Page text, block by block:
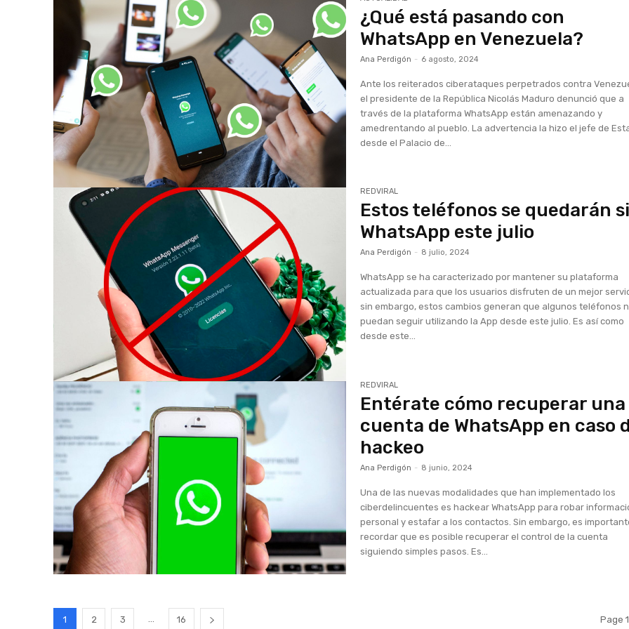
¿Qué está pasando con
WhatsApp en Venezuela?
Ana Perdigón - 6 agosto, 2024
Ante los reiterados ciberataques perpetrados contra
el presidente de la República Nicolás Maduro denunció que a
través de la plataforma WhatsApp están amenazando y
amedrentando al pueblo. La advertencia la hizo el jefe de
desde el Palacio de...
REDVIRAL
Estos teléfonos se quedarán
WhatsApp este julio
Ana Perdigón - 8 julio, 2024
WhatsApp se ha caracterizado por mantener su plataforma
actualizada para que los usuarios disfruten de un mejor
sin embargo, estos cambios generan que algunos teléfonos
puedan seguir utilizando la App desde este julio. Es así como
desde este...
REDVIRAL
Entérate cómo recuperar una
cuenta de WhatsApp en caso
hackeo
Ana Perdigón - 8 junio, 2024
Una de las nuevas modalidades que han implementado los
ciberdelincuentes es hackear WhatsApp para robar
personal y estafar a los contactos. Sin embargo, es
recordar que es posible recuperar el control de la cuenta
siguiendo simples pasos. Es...
1 2 3 ... 16 Page